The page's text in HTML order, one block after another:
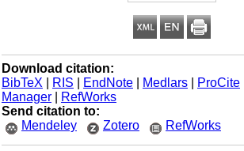
Download citation:
BibTeX
| RIS |EndNote |Medlars |ProCite
Manager
|RefWorks
Send citation to:
Mendeley
Zotero RefWorks